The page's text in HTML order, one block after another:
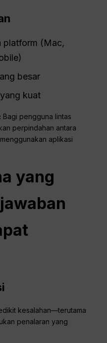
platform (Mac,
besar
kuat
Bagi pengguna lintas
perpindahan antara
aplikasi
yang
kesalahan—terutama
penalaran yang